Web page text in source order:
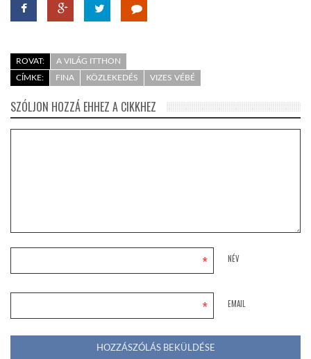
ROVAT:
A VILÁG ITTHON
CÍMKE:
FINA KÖZLEKEDÉS VIZES VÉBÉ
SZÓLJON HOZZÁ EHHEZ A CIKKHEZ
NÉV
*
EMAIL
*